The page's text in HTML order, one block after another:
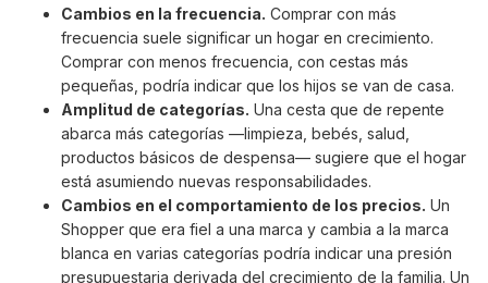
Cambios en la frecuencia. Comprar con más
frecuencia suele significar un hogar en crecimiento.
Comprar con menos frecuencia, con cestas más
pequeñas, podría indicar que los hijos se van de casa.
Amplitud de categorías. Una cesta que de repente
abarca más categorías —limpieza, bebés, salud,
productos básicos de despensa— sugiere que el hogar
está asumiendo nuevas responsabilidades.
Cambios en el comportamiento de los precios. Un
Shopper que era fiel a una marca y cambia a la marca
blanca en varias categorías podría indicar una presión
presupuestaria derivada del crecimiento de la familia. Un